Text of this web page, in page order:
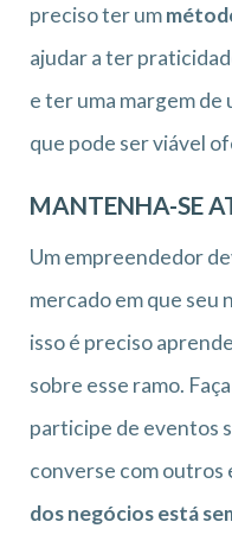
preciso ter um
ajudar a ter
e ter uma margem
que pode ser viável
MANTENHA-SE
Um empreendedor
mercado em que seu
isso é preciso
sobre esse ramo.
participe de eventos
converse com outros
dos negócios está